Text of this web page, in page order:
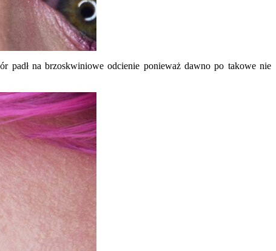
padł na brzoskwiniowe odcienie ponieważ dawno po takowe nie